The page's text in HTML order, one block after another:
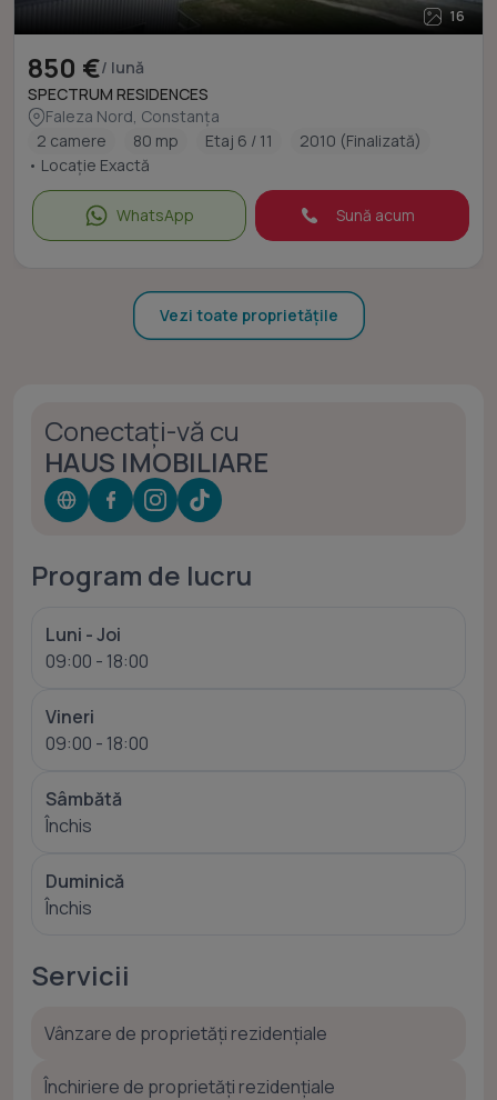
16
850 €/ lună
SPECTRUM RESIDENCES
Faleza Nord, Constanța
2 camere
80 mp Etaj 6 / 11
2010 (Finalizată)
• Locație Exactă
WhatsApp Sună acum
Vezi toate proprietățile
Conectați-vă cu
HAUS IMOBILIARE
Program de lucru
Luni - Joi
09:00 - 18:00
Vineri
09:00 - 18:00
Sâmbătă
Închis
Duminică
Închis
Servicii
Vânzare de proprietăți rezidențiale
Închiriere de proprietăți rezidențiale